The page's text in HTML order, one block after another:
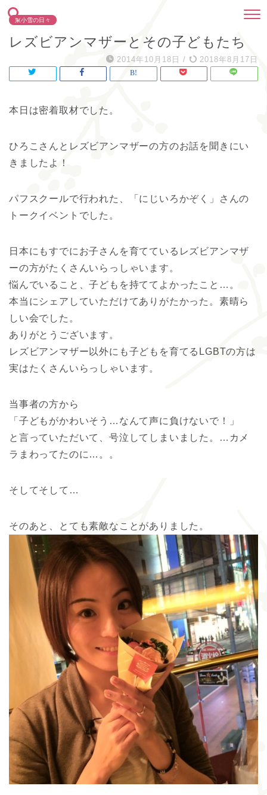
東小雪の日々
レズビアンマザーとその子どもたち
2014年10月18日 / 2018年8月17日
本日は密着取材でした。
ひろこさんとレズビアンマザーの方のお話を聞きにい
きましたよ！
パフスクールで行われた、「にじいろかぞく」さんの
トークイベントでした。
日本にもすでにお子さんを育てているレズビアンマザ
ーの方がたくさんいらっしゃいます。
悩んでいること、子どもを持ててよかったこと…。
本当にシェアしていただけてありがたかった。素晴ら
しい会でした。
ありがとうございます。
レズビアンマザー以外にも子どもを育てるLGBTの方は
実はたくさんいらっしゃいます。
当事者の方から
「子どもがかわいそう…なんて声に負けないで！」
と言っていただいて、号泣してしまいました。…カメ
ラまわってたのに…。。
そしてそして…
そのあと、とても素敵なことがありました。